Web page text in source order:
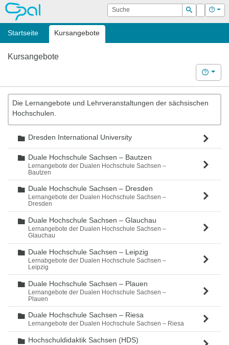
OPAL Suche
Suchen
Login Hilfe
Startseite Kursangebote
Kursangebote
Hilfe
Die Lernangebote und Lehrveranstaltungen der sächsischen
Hochschulen.
Ordner
Dresden International University
Ordner
Duale Hochschule Sachsen – Bautzen
Lernangebote der Dualen Hochschule Sachsen –
Bautzen
Ordner
Duale Hochschule Sachsen – Dresden
Lernangebote der Dualen Hochschule Sachsen –
Dresden
Ordner
Duale Hochschule Sachsen – Glauchau
Lernangebote der Dualen Hochschule Sachsen –
Glauchau
Ordner
Duale Hochschule Sachsen – Leipzig
Lernabgebote der Dualen Hochschule Sachsen –
Leipzig
Ordner
Duale Hochschule Sachsen – Plauen
Lernangebote der Dualen Hochschule Sachsen –
Plauen
Ordner
Duale Hochschule Sachsen – Riesa
Lernangebote der Dualen Hochschule Sachsen – Riesa
Ordner
Hochschuldidaktik Sachsen (HDS)